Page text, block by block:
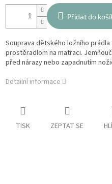
Přidat do
Souprava dětského ložního
prostěradlom na matraci.
před nárazy nebo zapadnutím
Detailní informace
TISK ZEPTAT SE